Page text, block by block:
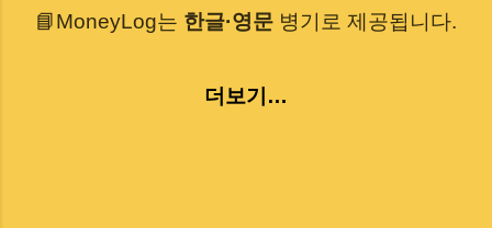
📘MoneyLog는 한글·영문 병기로 제공됩니다.
더보기…